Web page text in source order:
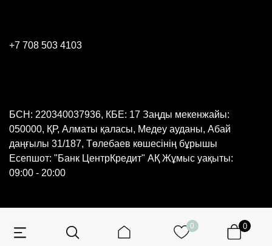
0 0
+7 708 503 4103
БСН: 220340037936, КБЕ: 17 Заңды мекенжайы:
050000, ҚР, Алматы қаласы, Медеу ауданы, Абай
даңғылы 31/187, Төлебаев көшесінің бұрышы
Есепшот: "Банк ЦентрКредит" АҚ Жұмыс уақыты:
09:00 - 20:00
© 2026 Барлық құқықтар қорғалған